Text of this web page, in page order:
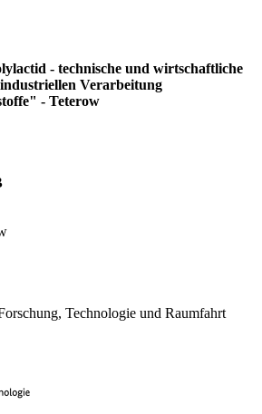
- technische und wirtschaftliche
Verarbeitung
- Teterow
Technologie und Raumfahrt